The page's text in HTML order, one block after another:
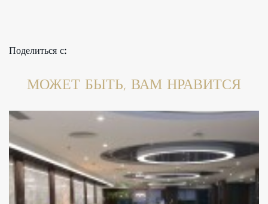
Поделиться с:
МОЖЕТ БЫТЬ, ВАМ НРАВИТСЯ